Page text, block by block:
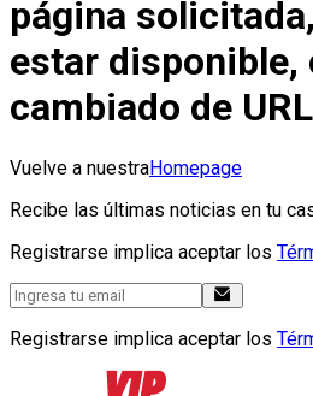
página
estar disponible,
cambiado de URL
Vuelve a nuestraHomepage
Recibe las últimas noticias en tu
Registrarse implica aceptar los
Registrarse implica aceptar los